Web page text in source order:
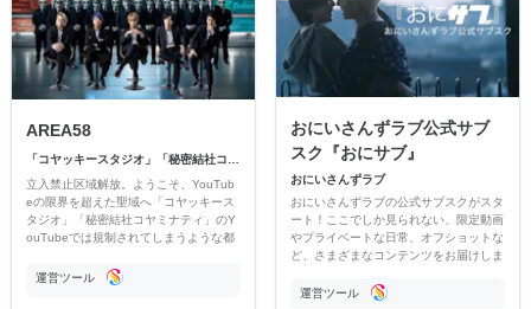
AREA58
「コヤッキースタジオ」「秘密結社コヤミナティ」
立入禁止区域解放。ようこそ、YouTub
eの限界を超えた聖域へ「コヤッキース
タジオ」「秘密結社コヤミナティ」のY
ouTubeでは規制されてしまうような都
公開。
運営ツール
おにいさんずラブ公式サブ
スク『おにサブ』
おにいさんずラブ
おにいさんずラブの公式サブスクがスタ
ート！ここでしか見られない、限定動画
やプライベートな日常、オフショットな
ど、さまざまなコンテンツをお届けしま
運営ツール